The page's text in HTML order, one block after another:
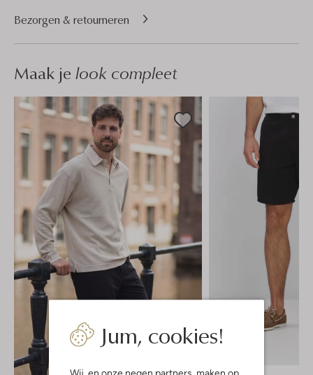
Jum, cookies!
Wij, en onze negen partners , maken op
Bezorgen & retourneren
Maak je look compleet